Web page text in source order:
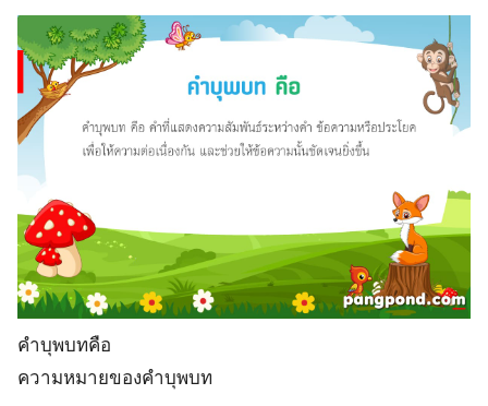
คำบุพบทคือ
ความหมายของคำบุพบท